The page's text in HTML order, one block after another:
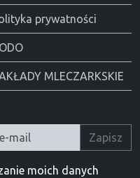
prywatności
MLECZARKSKIE
Zapisz
moich danych